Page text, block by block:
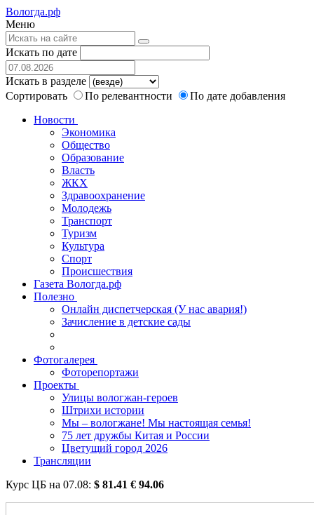
Вологда.рф
Меню
Искать по дате
Искать в разделе
Сортировать
По релевантности
По дате добавления
Новости
Экономика
Общество
Образование
Власть
ЖКХ
Здравоохранение
Молодежь
Транспорт
Туризм
Культура
Спорт
Происшествия
Газета Вологда.рф
Полезно
Онлайн диспетчерская (У нас авария!)
Зачисление в детские сады
Фотогалерея
Фоторепортажи
Проекты
Улицы вологжан-героев
Штрихи истории
Мы – вологжане! Мы настоящая семья!
75 лет дружбы Китая и России
Цветущий город 2026
Трансляции
Курс ЦБ на 07.08: $ 81.41 € 94.06